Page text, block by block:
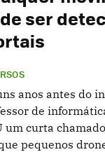
ser
anos antes do
de
um curta
pequenos